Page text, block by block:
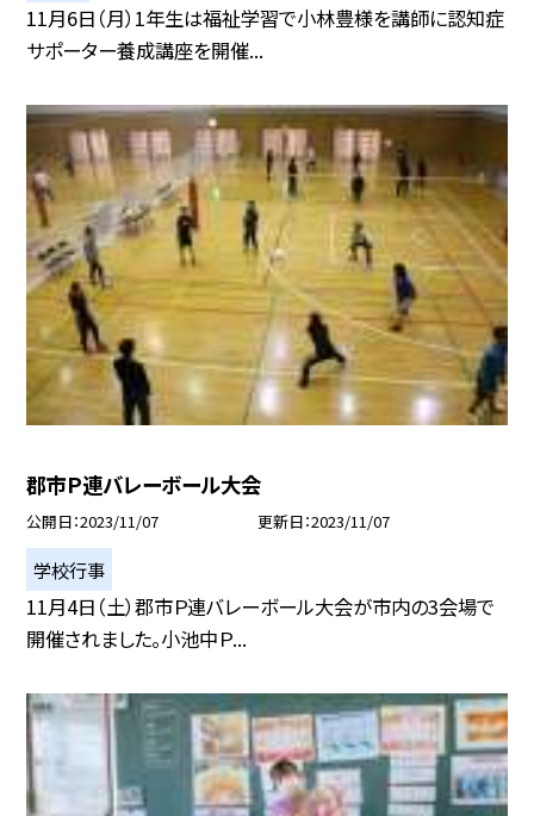
11月6日（月）1年生は福祉学習で小林豊様を講師に認知症
サポーター養成講座を開催...
郡市Ｐ連バレーボール大会
公開日 2023/11/07 更新日 2023/11/07
学校行事
11月4日（土）郡市Ｐ連バレーボール大会が市内の3会場で
開催されました。小池中Ｐ...